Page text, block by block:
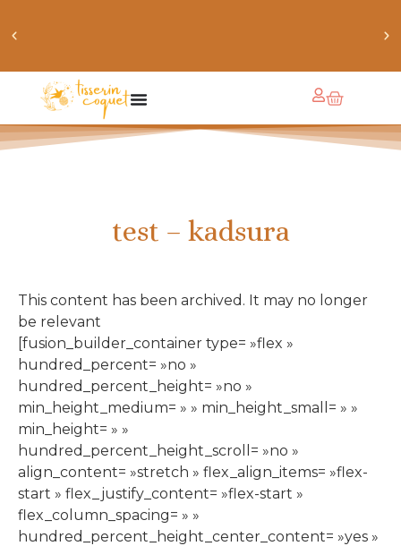
obtiens 20% de réduction sur ton prochain achat de
test – kadsura
This content has been archived. It may no longer
be relevant
[fusion_builder_container type= »flex »
hundred_percent= »no »
hundred_percent_height= »no »
min_height_medium= » » min_height_small= » »
min_height= » »
hundred_percent_height_scroll= »no »
align_content= »stretch » flex_align_items= »flex-
start » flex_justify_content= »flex-start »
flex_column_spacing= » »
hundred_percent_height_center_content= »yes »